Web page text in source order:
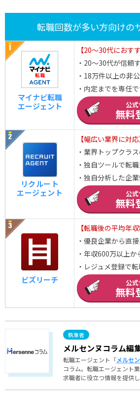
転職回数が多い方向けの
マイナビ転職
エージェント
【20～30代におすす
・20～30代が信頼
・18万件以上の非
・内定までを専任
公
無料
リクルート
エージェント
【幅広い業界に対応
・業界トップクラ
・独自ツールで転
・独自分析した企
公
無料
ビズリーチ
【転職後の平均年
・優良企業から直
・年収600万以上
・レジュメ登録で
公
無料
メルセンヌコラム編
転職エージェント「メルセ
コラム。転職エージェント
求職者に役立つ情報を提供し